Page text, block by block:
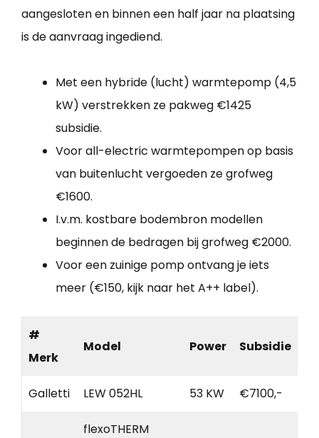
aangesloten en binnen een half jaar na plaatsing
is de aanvraag ingediend.
Met een hybride (lucht) warmtepomp (4,5
kW) verstrekken ze pakweg €1425
subsidie.
Voor all-electric warmtepompen op basis
van buitenlucht vergoeden ze grofweg
€1600.
I.v.m. kostbare bodembron modellen
beginnen de bedragen bij grofweg €2000.
Voor een zuinige pomp ontvang je iets
meer (€150, kijk naar het A++ label).
#
Merk
Model Power Subsidie
Galletti LEW 052HL 53 KW €7100,-
flexoTHERM